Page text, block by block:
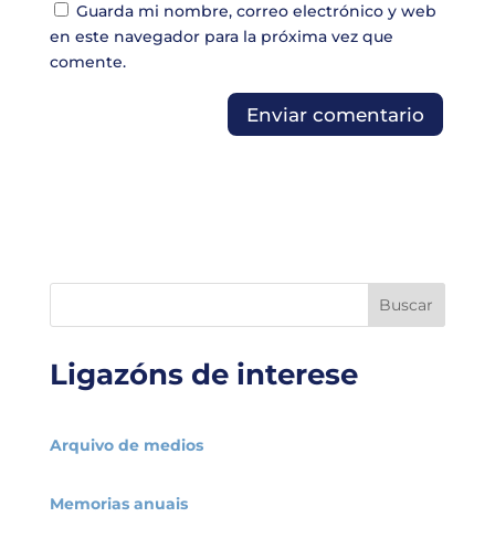
Guarda mi nombre, correo electrónico y web
en este navegador para la próxima vez que
comente.
Buscar
Ligazóns de interese
Arquivo de medios
Memorias anuais